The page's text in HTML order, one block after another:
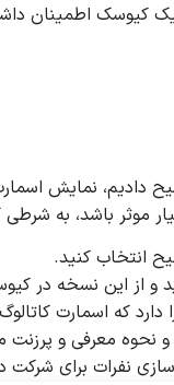
کیوسک اطمینان
دادیم، نمایش
موثر باشد، به شرطی
انتخاب کنید.
و از این نسخه در
که اسمارت
نحوه معرفی و پرزنت
نفرات برای شرکت